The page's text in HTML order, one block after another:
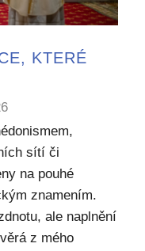
KTERÉ
sítí či
na pouhé
znamením.
ale naplnění
z mého